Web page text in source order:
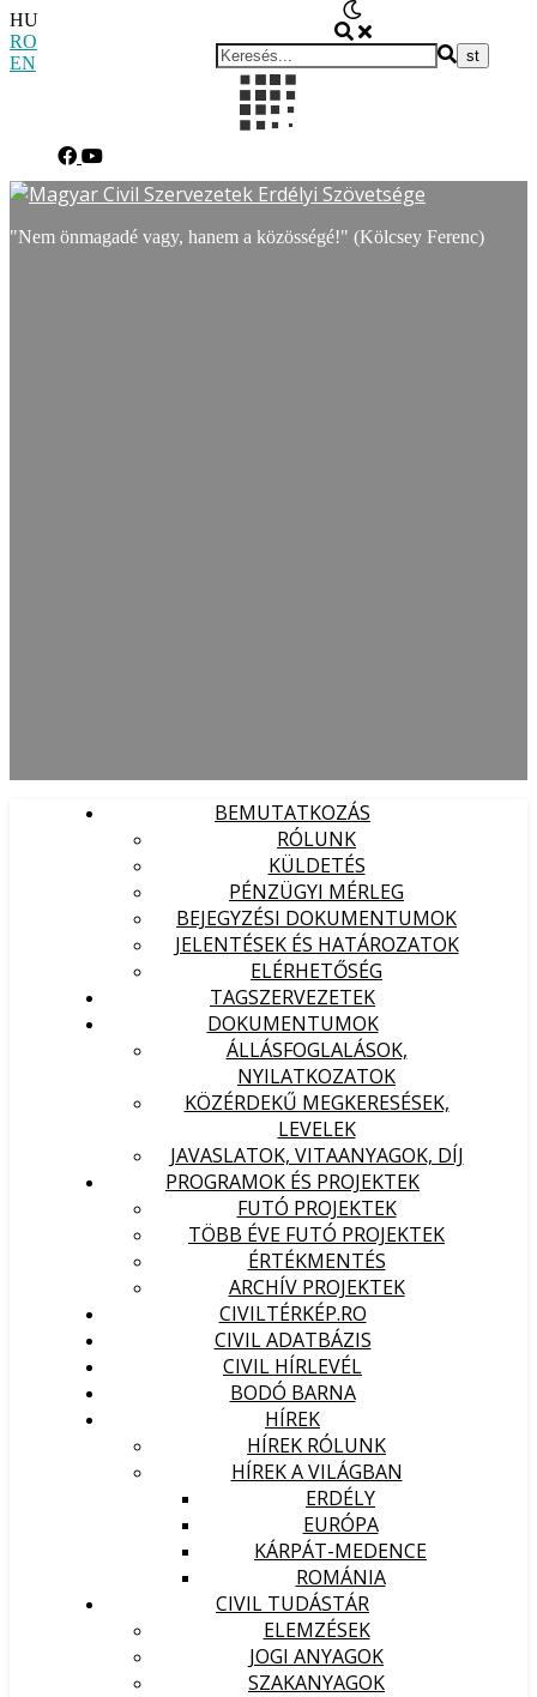
HU
RO
EN
"Nem önmagadé vagy, hanem a közösségé!" (Kölcsey Ferenc)
BEMUTATKOZÁS
RÓLUNK
KÜLDETÉS
PÉNZÜGYI MÉRLEG
BEJEGYZÉSI DOKUMENTUMOK
JELENTÉSEK ÉS HATÁROZATOK
ELÉRHETŐSÉG
TAGSZERVEZETEK
DOKUMENTUMOK
ÁLLÁSFOGLALÁSOK,
NYILATKOZATOK
KÖZÉRDEKŰ MEGKERESÉSEK,
LEVELEK
JAVASLATOK, VITAANYAGOK, DÍJ
PROGRAMOK ÉS PROJEKTEK
FUTÓ PROJEKTEK
TÖBB ÉVE FUTÓ PROJEKTEK
ÉRTÉKMENTÉS
ARCHÍV PROJEKTEK
CIVILTÉRKÉP.RO
CIVIL ADATBÁZIS
CIVIL HÍRLEVÉL
BODÓ BARNA
HÍREK
HÍREK RÓLUNK
HÍREK A VILÁGBAN
ERDÉLY
EURÓPA
KÁRPÁT-MEDENCE
ROMÁNIA
CIVIL TUDÁSTÁR
ELEMZÉSEK
JOGI ANYAGOK
SZAKANYAGOK